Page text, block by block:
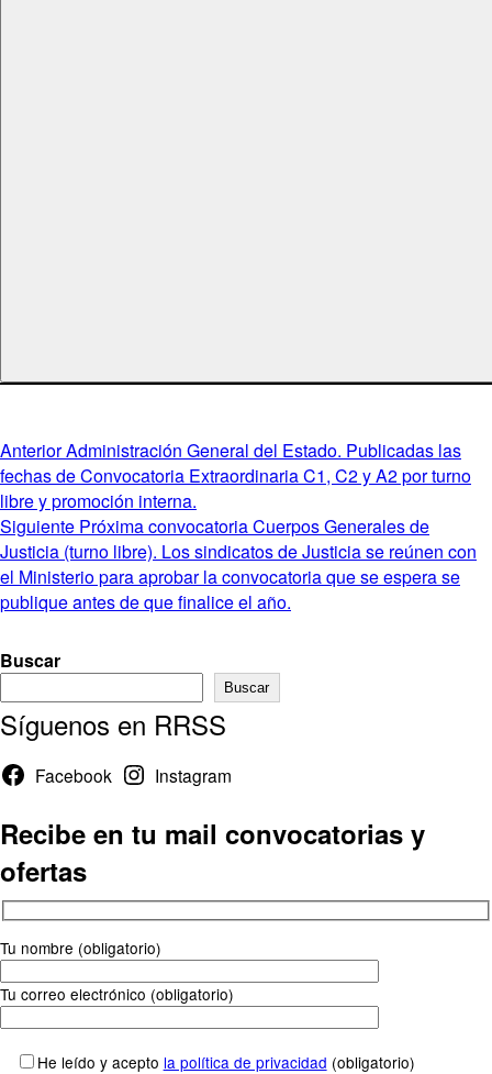
Navegación
de
entradas
Anterior Entrada
anterior:
Administración General del Estado. Publicadas las
fechas de Convocatoria Extraordinaria C1, C2 y A2 por turno
libre y promoción interna.
Siguiente Entrada
siguiente:
Próxima convocatoria Cuerpos Generales de
Justicia (turno libre). Los sindicatos de Justicia se reúnen con
el Ministerio para aprobar la convocatoria que se espera se
publique antes de que finalice el año.
Buscar
Buscar
Síguenos en RRSS
Facebook Instagram
Recibe en tu mail convocatorias y
ofertas
Tu nombre (obligatorio)
Tu correo electrónico (obligatorio)
He leído y acepto la política de privacidad (obligatorio)